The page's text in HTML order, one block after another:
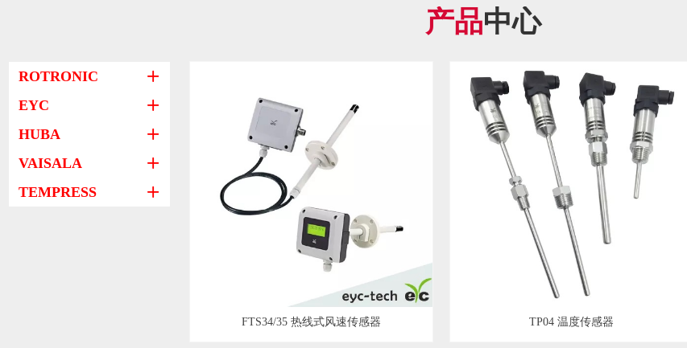
产品中心
FTS34/35 热线式风速传感器 TP04 温度传感器
ꄶ
ROTRONIC
ꄶ
EYC
ꄶ
HUBA
ꄶ
VAISALA
ꄶ
TEMPRESS